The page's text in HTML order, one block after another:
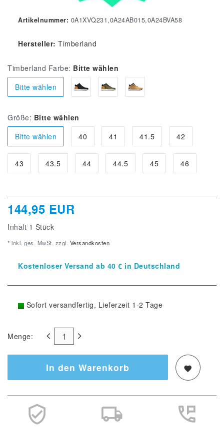
Artikelnummer: 0A1XVQ231,0A24AB015,0A24BVA58
Hersteller: Timberland
Timberland Farbe: Bitte wählen
Bitte wählen
Größe: Bitte wählen
Bitte wählen
40 41 41.5 42
43 43.5 44 44.5 45 46
144,95 EUR
Inhalt 1 Stück
* inkl. ges. MwSt. zzgl. Versandkosten
Kostenloser Versand ab 40 € in Deutschland
Sofort versandfertig, Lieferzeit 1-2 Tage
Menge:
In den Warenkorb